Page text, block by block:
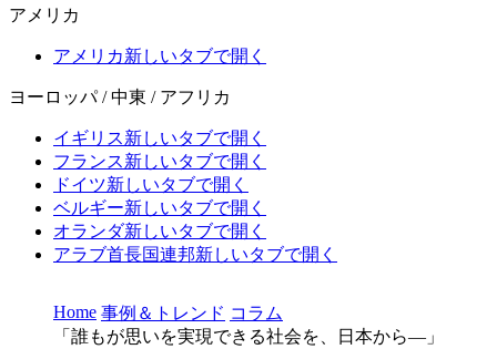
アメリカ
アメリカ新しいタブで開く
ヨーロッパ / 中東 / アフリカ
イギリス新しいタブで開く
フランス新しいタブで開く
ドイツ新しいタブで開く
ベルギー新しいタブで開く
オランダ新しいタブで開く
アラブ首長国連邦新しいタブで開く
Home 事例＆トレンド コラム
「誰もが思いを実現できる社会を、日本から―」